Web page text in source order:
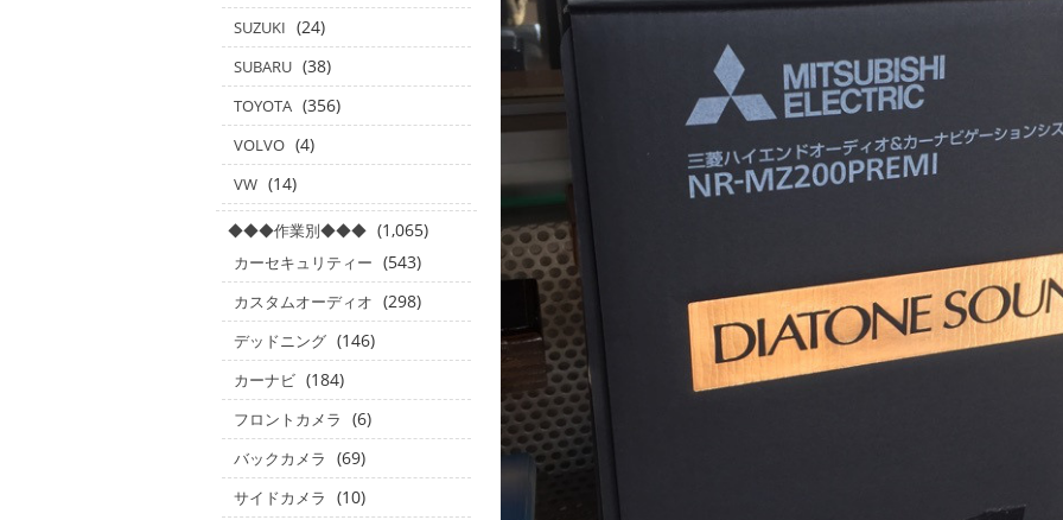
SUZUKI (24)
SUBARU (38)
TOYOTA (356)
VOLVO (4)
VW (14)
◆◆◆作業別◆◆◆ (1,065)
カーセキュリティー (543)
カスタムオーディオ (298)
デッドニング (146)
カーナビ (184)
フロントカメラ (6)
バックカメラ (69)
サイドカメラ (10)